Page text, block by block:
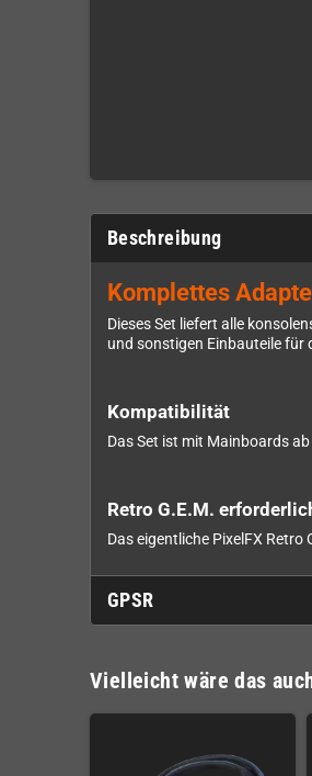
Beschreibung
Komplettes
Dieses Set liefert alle
und sonstigen Einbauteile für
Kompatibilität
Das Set ist mit Mainboards
Retro G.E.M.
Das eigentliche PixelFX
GPSR
Vielleicht wäre das